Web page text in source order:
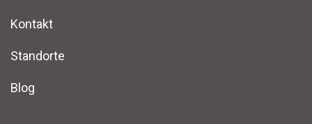
Kontakt
Standorte
Blog